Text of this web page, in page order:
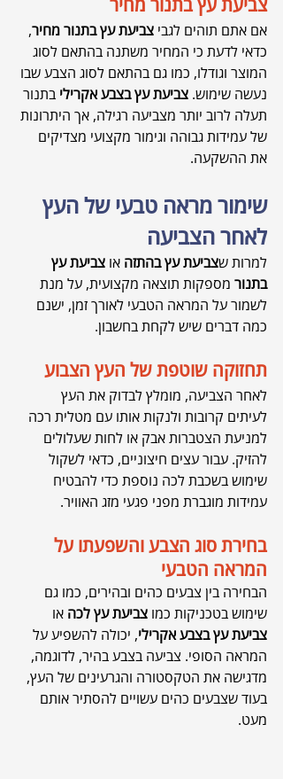
צביעת עץ בתנור מחיר
אם אתם תוהים לגבי צביעת עץ בתנור מחיר,
כדאי לדעת כי המחיר משתנה בהתאם לסוג
המוצר וגודלו, כמו גם בהתאם לסוג הצבע שבו
נעשה שימוש. צביעת עץ בצבע אקרילי בתנור
תעלה לרוב יותר מצביעה רגילה, אך היתרונות
של עמידות גבוהה וגימור מקצועי מצדיקים
את ההשקעה.
שימור מראה טבעי של העץ
לאחר הצביעה
למרות שצביעת עץ בהתזה או צביעת עץ
בתנור מספקות תוצאה מקצועית, על מנת
לשמור על המראה הטבעי לאורך זמן, ישנם
כמה דברים שיש לקחת בחשבון.
תחזוקה שוטפת של העץ הצבוע
לאחר הצביעה, מומלץ לבדוק את העץ
לעיתים קרובות ולנקות אותו עם מטלית רכה
למניעת הצטברות אבק או לחות שעלולים
להזיק. עבור עצים חיצוניים, כדאי לשקול
שימוש בשכבת לכה נוספת כדי להבטיח
עמידות מוגברת מפני פגעי מזג האוויר.
בחירת סוג הצבע והשפעתו על
המראה הטבעי
הבחירה בין צבעים כהים ובהירים, כמו גם
שימוש בטכניקות כמו צביעת עץ לכה או
צביעת עץ בצבע אקרילי, יכולה להשפיע על
המראה הסופי. צביעה בצבע בהיר, לדוגמה,
מדגישה את הטקסטורה והגרעינים של העץ,
בעוד שצבעים כהים עשויים להסתיר אותם
מעט.